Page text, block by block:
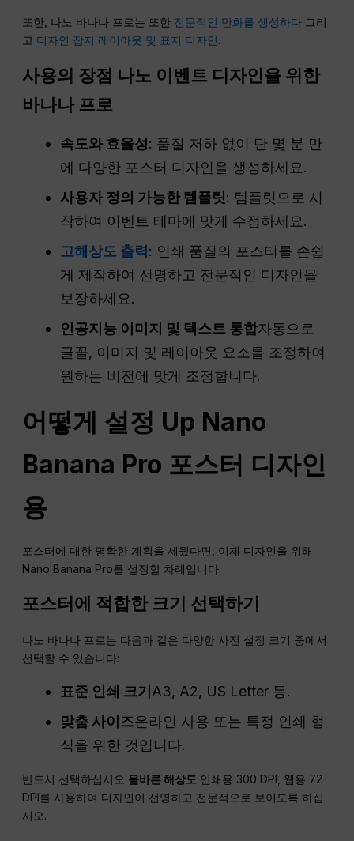
또한, 나노 바나나 프로는 또한 전문적인 만화를 생성하다 그리
고 디자인 잡지 레이아웃 및 표지 디자인.
사용의 장점 나노 이벤트 디자인을 위한
바나나 프로
속도와 효율성: 품질 저하 없이 단 몇 분 만
에 다양한 포스터 디자인을 생성하세요.
사용자 정의 가능한 템플릿: 템플릿으로 시
작하여 이벤트 테마에 맞게 수정하세요.
고해상도 출력: 인쇄 품질의 포스터를 손쉽
게 제작하여 선명하고 전문적인 디자인을
보장하세요.
인공지능 이미지 및 텍스트 통합자동으로
글꼴, 이미지 및 레이아웃 요소를 조정하여
원하는 비전에 맞게 조정합니다.
어떻게 설정 Up Nano
Banana Pro 포스터 디자인
용
포스터에 대한 명확한 계획을 세웠다면, 이제 디자인을 위해
Nano Banana Pro를 설정할 차례입니다.
포스터에 적합한 크기 선택하기
나노 바나나 프로는 다음과 같은 다양한 사전 설정 크기 중에서
선택할 수 있습니다:
표준 인쇄 크기 A3, A2, US Letter 등.
맞춤 사이즈온라인 사용 또는 특정 인쇄 형
식을 위한 것입니다.
반드시 선택하십시오 올바른 해상도 인쇄용 300 DPI, 웹용 72
DPI를 사용하여 디자인이 선명하고 전문적으로 보이도록 하십
시오.